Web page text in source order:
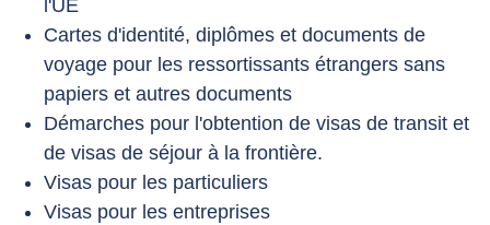
l'UE
Cartes d'identité, diplômes et documents de
voyage pour les ressortissants étrangers sans
papiers et autres documents
Démarches pour l'obtention de visas de transit et
de visas de séjour à la frontière.
Visas pour les particuliers
Visas pour les entreprises